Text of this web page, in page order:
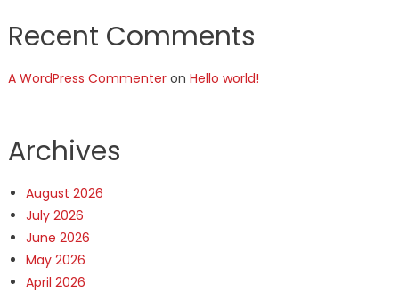
Recent Comments
A WordPress Commenteron Hello world!
Archives
August 2026
July 2026
June 2026
May 2026
April 2026